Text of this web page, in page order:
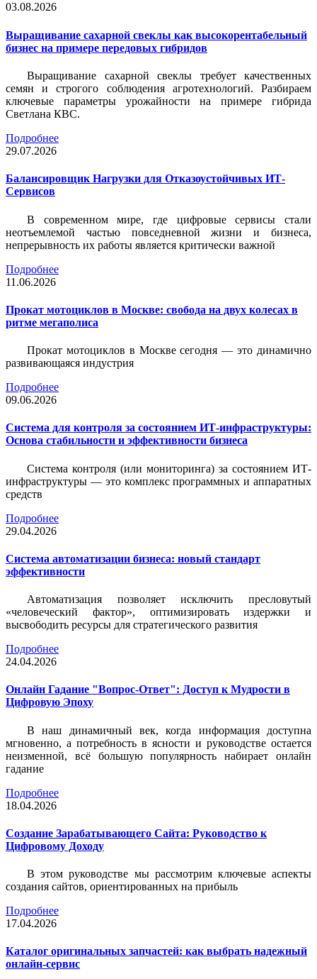
03.08.2026
Выращивание сахарной свеклы как высокорентабельный
бизнес на примере передовых гибридов
Выращивание сахарной свеклы требует качественных
семян и строгого соблюдения агротехнологий. Разбираем
ключевые параметры урожайности на примере гибрида
Светлана КВС.
Подробнее
29.07.2026
Балансировщик Нагрузки для Отказоустойчивых ИТ-
Сервисов
В современном мире, где цифровые сервисы стали
неотъемлемой частью повседневной жизни и бизнеса,
непрерывность их работы является критически важной
Подробнее
11.06.2026
Прокат мотоциклов в Москве: свобода на двух колесах в
ритме мегаполиса
Прокат мотоциклов в Москве сегодня — это динамично
развивающаяся индустрия
Подробнее
09.06.2026
Система для контроля за состоянием ИТ-инфраструктуры:
Основа стабильности и эффективности бизнеса
Система контроля (или мониторинга) за состоянием ИТ-
инфраструктуры — это комплекс программных и аппаратных
средств
Подробнее
29.04.2026
Система автоматизации бизнеса: новый стандарт
эффективности
Автоматизация позволяет исключить пресловутый
«человеческий фактор», оптимизировать издержки и
высвободить ресурсы для стратегического развития
Подробнее
24.04.2026
Онлайн Гадание "Вопрос-Ответ": Доступ к Мудрости в
Цифровую Эпоху
В наш динамичный век, когда информация доступна
мгновенно, а потребность в ясности и руководстве остается
неизменной, всё большую популярность набирает онлайн
гадание
Подробнее
18.04.2026
Создание Зарабатывающего Сайта: Руководство к
Цифровому Доходу
В этом руководстве мы рассмотрим ключевые аспекты
создания сайтов, ориентированных на прибыль
Подробнее
17.04.2026
Каталог оригинальных запчастей: как выбрать надежный
онлайн-сервис